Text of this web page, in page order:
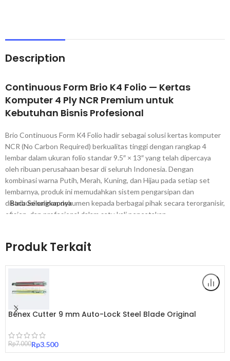
Description
Continuous Form Brio K4 Folio — Kertas
Komputer 4 Ply NCR Premium untuk
Kebutuhan Bisnis Profesional
Brio Continuous Form K4 Folio hadir sebagai solusi kertas komputer
NCR (No Carbon Required) berkualitas tinggi dengan rangkap 4
lembar dalam ukuran folio standar 9.5″ × 13″ yang telah dipercaya
oleh ribuan perusahaan besar di seluruh Indonesia. Dengan
kombinasi warna Putih, Merah, Kuning, dan Hijau pada setiap set
lembarnya, produk ini memudahkan sistem pengarsipan dan
distribusi salinan dokumen kepada berbagai pihak secara terorganisir,
efisien, dan profesional dalam satu kali pencetakan.
Indonesia. Kualitas kertas NCR yang konsisten, ketepatan perforasi,
dan keandalan transfer warna antar lembar yang Brio hadirkan
menjadikan Continuous Form K4 ini sebagai pilihan nomor satu bagi
perusahaan yang membutuhkan dokumen rangkap berkualitas tinggi
Kedua, teknologi NCR (No Carbon Required) yang digunakan pada
Baca Selengkapnya
Produk Terkait
Benex Cutter 9 mm Auto-Lock Steel Blade Original
Rp7.000Rp3.500